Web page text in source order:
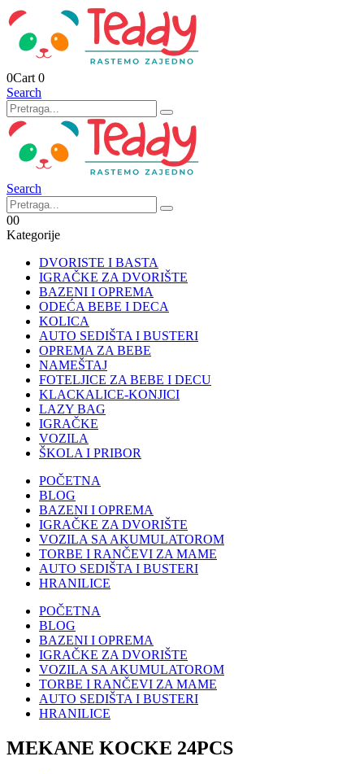
0Cart 0
Search
Search
00
Kategorije
DVORISTE I BASTA
IGRAČKE ZA DVORIŠTE
BAZENI I OPREMA
ODEĆA BEBE I DECA
KOLICA
AUTO SEDIŠTA I BUSTERI
OPREMA ZA BEBE
NAMEŠTAJ
FOTELJICE ZA BEBE I DECU
KLACKALICE-KONJICI
LAZY BAG
IGRAČKE
VOZILA
ŠKOLA I PRIBOR
POČETNA
BLOG
BAZENI I OPREMA
IGRAČKE ZA DVORIŠTE
VOZILA SA AKUMULATOROM
TORBE I RANČEVI ZA MAME
AUTO SEDIŠTA I BUSTERI
HRANILICE
POČETNA
BLOG
BAZENI I OPREMA
IGRAČKE ZA DVORIŠTE
VOZILA SA AKUMULATOROM
TORBE I RANČEVI ZA MAME
AUTO SEDIŠTA I BUSTERI
HRANILICE
MEKANE KOCKE 24PCS